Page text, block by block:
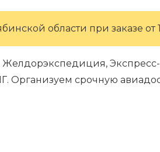
области при заказе от
Организуем срочную